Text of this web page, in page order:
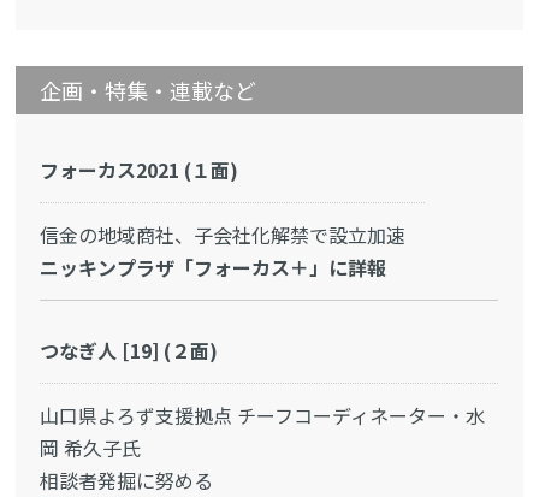
企画・特集・連載など
フォーカス2021 (１面)
信金の地域商社、子会社化解禁で設立加速
ニッキンプラザ「フォーカス＋」に詳報
つなぎ人 [19] (２面)
山口県よろず支援拠点 チーフコーディネーター・水
岡 希久子氏
相談者発掘に努める